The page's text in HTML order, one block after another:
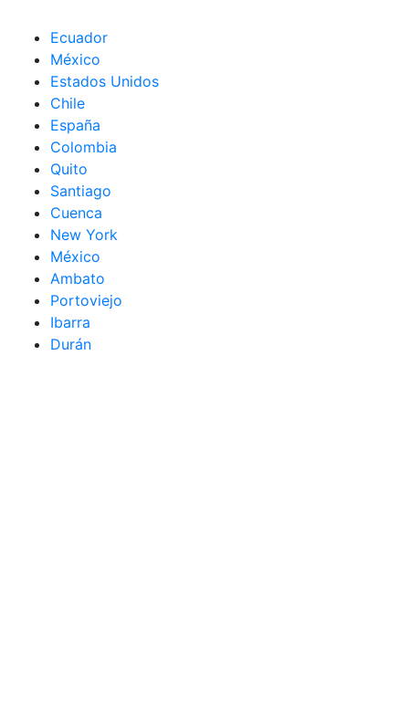
Ecuador
México
Estados Unidos
Chile
España
Colombia
Quito
Santiago
Cuenca
New York
México
Ambato
Portoviejo
Ibarra
Durán